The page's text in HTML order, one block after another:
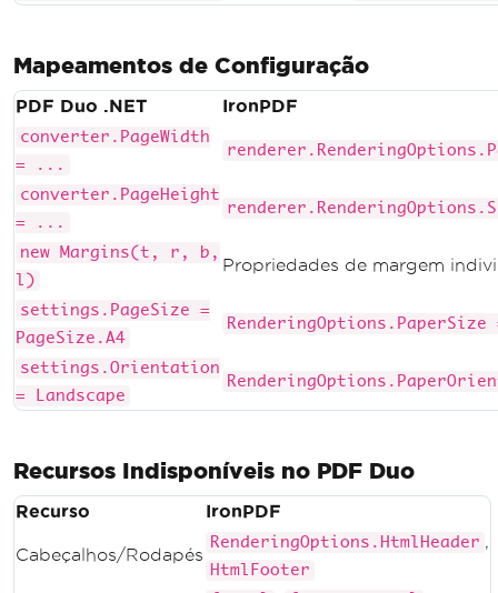
Mapeamentos de Configuração
PDF Duo .NET IronPDF
converter.PageWidth
= ...
converter.PageHeight
= ...
new Margins(t, r, b,
l)
Propriedades de margem
settings.PageSize =
PageSize.A4
RenderingOptions.PaperSize
settings.Orientation
= Landscape
Recursos Indisponíveis no PDF Duo
Recurso IronPDF
Cabeçalhos/Rodapés
RenderingOptions.HtmlHeader ,
HtmlFooter